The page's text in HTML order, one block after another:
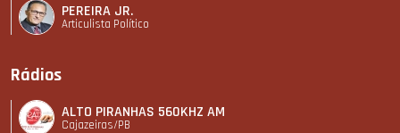
PEREIRA JR.
Articulista Polí­tico
Rádios
ALTO PIRANHAS 560KHZ AM
Cajazeiras/PB